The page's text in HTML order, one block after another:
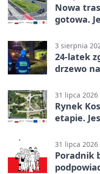
Nowa
gotowa.
3 sierpnia
24-latek
drzewo
31 lipca 2026
Rynek
etapie.
31 lipca 2026
Poradnik